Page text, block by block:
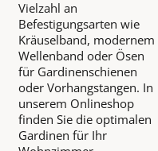
Vielzahl an
Befestigungsarten wie
Kräuselband, modernem
Wellenband oder Ösen
für Gardinenschienen
oder Vorhangstangen. In
unserem Onlineshop
finden Sie die optimalen
Gardinen für Ihr